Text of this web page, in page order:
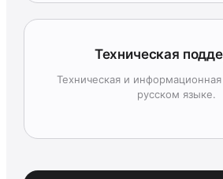
Техническая
Техническая и
русском языке.